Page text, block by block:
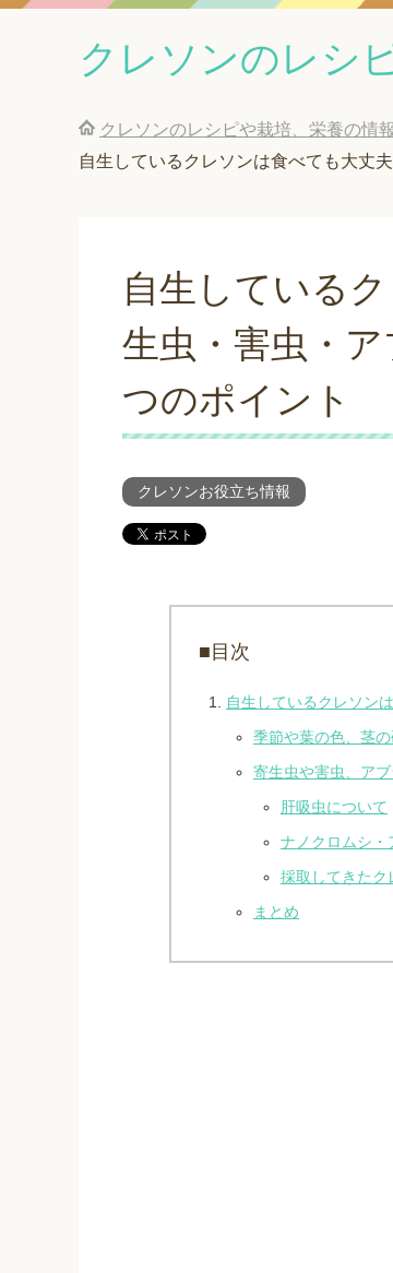
クレソンのレシ
クレソンのレシピや栽培、栄養の情
自生しているクレソンは食べても大丈
自生している
生虫・害虫・
つのポイント
クレソンお役立ち情報
■目次
自生しているクレソン
季節や葉の色、茎
寄生虫や害虫、ア
肝吸虫について
ナノクロムシ・
採取してきたク
まとめ